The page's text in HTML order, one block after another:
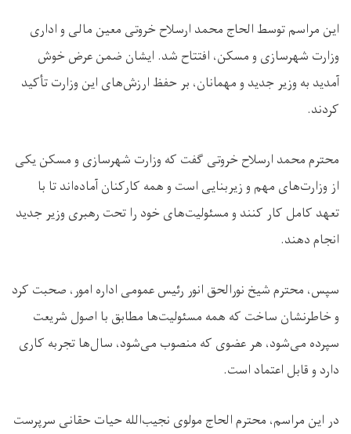
این مراسم توسط الحاج محمد ارسلاح خروتی معین مالی و اداری
وزارت شهرسازی و مسکن، افتتاح شد. ایشان ضمن عرض خوش
آمدید به وزیر جدید و مهمانان، بر حفظ ارزش‌های این وزارت تأکید
کردند.
محترم محمد ارسلاح خروتی گفت که وزارت شهرسازی و مسکن یکی
از وزارت‌های مهم و زیربنایی است و همه کارکنان آماده‌اند تا با
تعهد کامل کار کنند و مسئولیت‌های خود را تحت رهبری وزیر جدید
انجام دهند.
سپس، محترم شیخ نورالحق انور رئیس عمومی اداره امور، صحبت کرد
و خاطرنشان ساخت که همه مسئولیت‌ها مطابق با اصول شریعت
سپرده می‌شود، هر عضوی که منصوب می‌شود، سال‌ها تجربه کاری
دارد و قابل اعتماد است.
در این مراسم، محترم الحاج مولوی نجیب‌الله حیات حقانی سرپرست